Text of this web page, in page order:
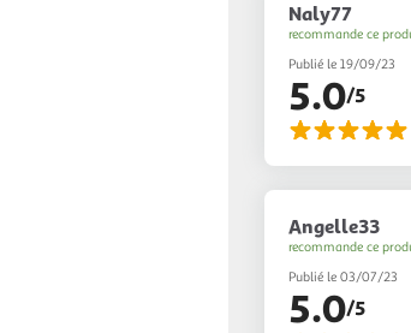
Naly77
recommande ce
Publié le 19/09/23
5.0/5
Angelle33
recommande ce
Publié le 03/07/23
5.0/5